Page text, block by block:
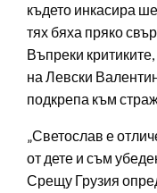
където инкасира
тях бяха пряко
Въпреки
на Левски
подкрепа към
„Светослав е
от дете и съм
Срещу Грузия